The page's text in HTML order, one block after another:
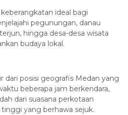
ideal bagi
pegunungan, danau
hingga desa-desa wisata
budaya lokal.
dari posisi geografis Medan yang
beberapa jam berkendara,
dari suasana perkotaan
yang berhawa sejuk.